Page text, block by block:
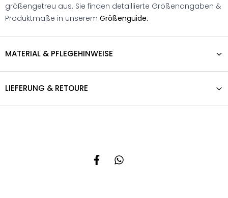
größengetreu aus. Sie finden detaillierte Größenangaben &
Produktmaße in unserem Größenguide.
MATERIAL & PFLEGEHINWEISE
LIEFERUNG & RETOURE